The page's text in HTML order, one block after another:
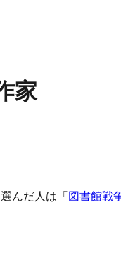
家
んだ人は「図書館戦